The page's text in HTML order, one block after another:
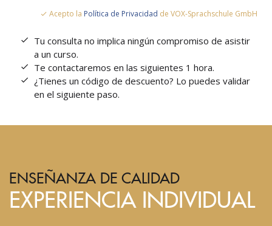
Acepto la Política de Privacidad de VOX-Sprachschule GmbH
Tu consulta no implica ningún compromiso de asistir
a un curso.
Te contactaremos en las siguientes 1 hora.
¿Tienes un código de descuento? Lo puedes validar
en el siguiente paso.
ENSEÑANZA DE CALIDAD
EXPERIENCIA INDIVIDUAL